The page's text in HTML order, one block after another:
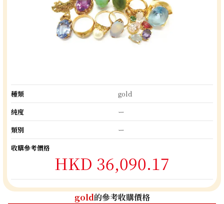
種類
gold
純度
ー
類別
ー
收購參考價格
HKD 36,090.17
gold的參考收購價格